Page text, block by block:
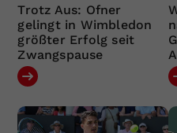
Trotz Aus: Ofner
gelingt in Wimbledon
größter Erfolg seit
Zwangspause